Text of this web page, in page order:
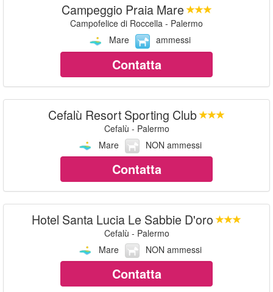
Campeggio Praia Mare
Campofelice di Roccella - Palermo
Mare
ammessi
Contatta
Cefalù Resort Sporting Club
Cefalù - Palermo
Mare
NON ammessi
Contatta
Hotel Santa Lucia Le Sabbie D'oro
Cefalù - Palermo
Mare
NON ammessi
Contatta